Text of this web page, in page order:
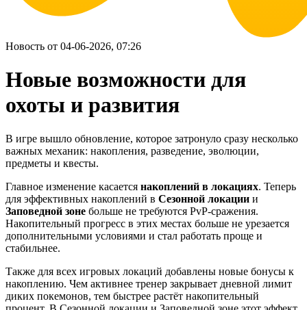
Новость от 04-06-2026, 07:26
Новые возможности для
охоты и развития
В игре вышло обновление, которое затронуло сразу несколько
важных механик: накопления, разведение, эволюции,
предметы и квесты.
Главное изменение касается накоплений в локациях. Теперь
для эффективных накоплений в Сезонной локации и
Заповедной зоне больше не требуются PvP-сражения.
Накопительный прогресс в этих местах больше не урезается
дополнительными условиями и стал работать проще и
стабильнее.
Также для всех игровых локаций добавлены новые бонусы к
накоплению. Чем активнее тренер закрывает дневной лимит
диких покемонов, тем быстрее растёт накопительный